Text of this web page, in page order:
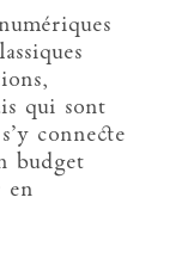
qui sont
connecte
budget
en